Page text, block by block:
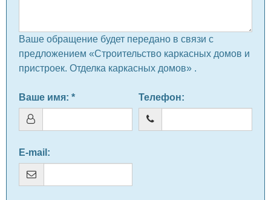
Ваше обращение будет передано в связи с
предложением «Строительство каркасных домов и
пристроек. Отделка каркасных домов» .
Ваше имя: * Телефон:
E-mail :